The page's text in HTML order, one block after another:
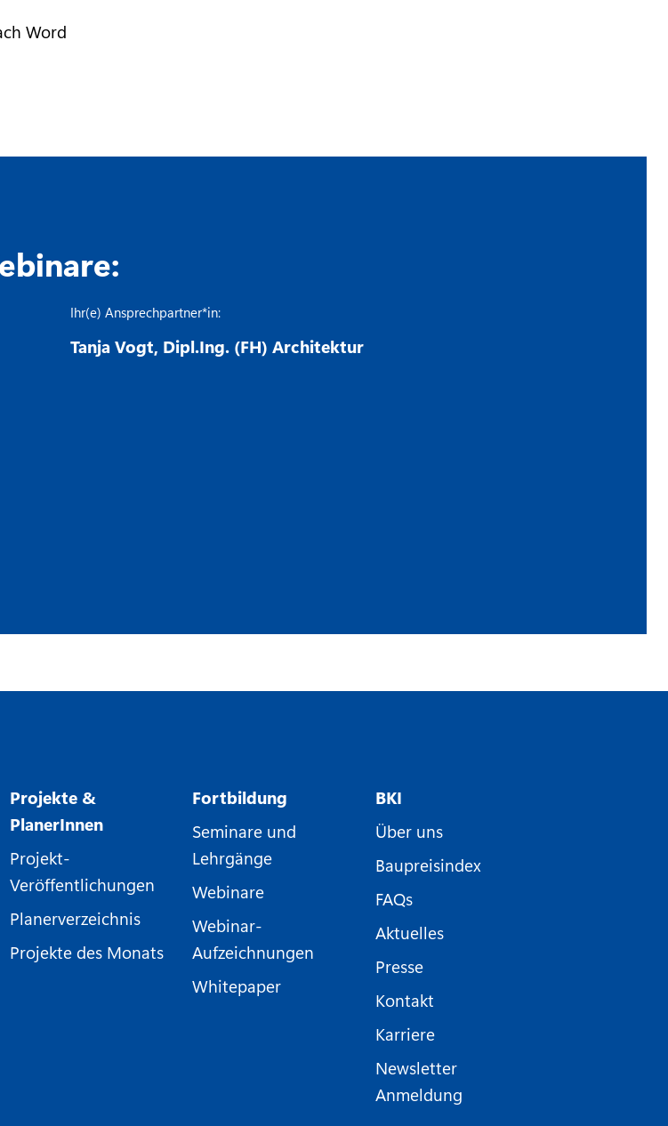
Word
Ihr(e) Ansprechpartner*in:
Tanja Vogt, Dipl.Ing. (FH) Architektur
Projekte &
PlanerInnen
Projekt-
Veröffentlichungen
Planerverzeichnis
Projekte des Monats
Fortbildung
Seminare und
Lehrgänge
Webinare
Webinar-
Aufzeichnungen
Whitepaper
BKI
Über uns
Baupreisindex
FAQs
Aktuelles
Presse
Kontakt
Karriere
Newsletter
Anmeldung